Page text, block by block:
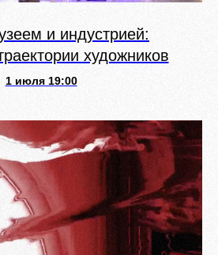
и индустрией:
художников
1 июля 19:00